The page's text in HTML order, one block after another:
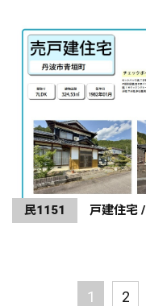
民1151 戸建住宅 /
1 2